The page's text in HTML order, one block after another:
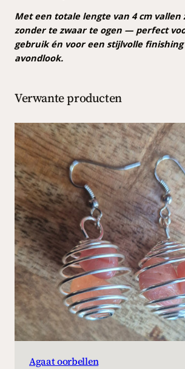
a
a
n
t
Met een totale lengte van 4 cm vallen
zonder te zwaar te ogen — perfect
gebruik én voor een stijlvolle
avondlook.
Verwante producten
Agaat oorbellen